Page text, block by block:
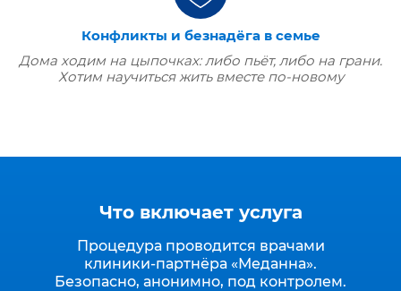
Конфликты и безнадёга в семье
Дома ходим на цыпочках: либо пьёт, либо на грани.
Хотим научиться жить вместе по‑новому
Что включает услуга
Процедура проводится врачами
клиники‑партнёра «Меданна».
Безопасно, анонимно, под контролем.